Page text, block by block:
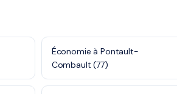
Économie à Pontault-
Combault (77)